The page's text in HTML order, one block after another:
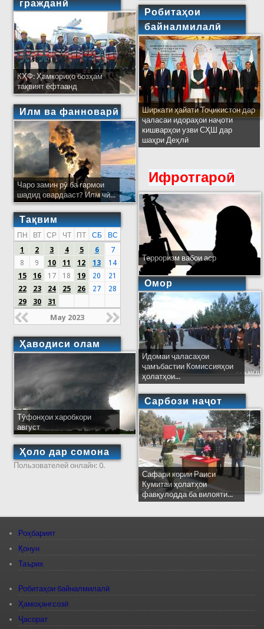
гражданӣ
КҲФ: Ҳамкориҳо бозҳам
тақвият ёфтаанд
Илм ва фанноварӣ
Чаро замин рӯ ба гармои
шадид овардааст? Илм чӣ...
Тақвим
ПН ВТ СР ЧТ ПТ СБ
ВС
1
2 3 4 5 6
7
8
9 10 11 12 13
14
15
16 17 18 19 20
21
22
23 24 25 26 27
28
29
30 31
May 2023
Ҳаводиси олам
Тӯфонҳои харобкори
август
Ҳоло дар сомона
Пользователей онлайн: 0.
Робитаҳои
байналмилалӣ
Ширкати ҳайати Тоҷикистон дар
ҷаласаи идораҳои наҷоти
кишварҳои узви СҲШ дар
шаҳри Деҳлӣ
Ифротгароӣ
Терроризм вабои аср
Омор
Идомаи ҷаласаҳои
ҷамъбастии Комиссияҳои
ҳолатҳои...
Сарбози наҷот
Сафари кории Раиси
Кумитаи ҳолатҳои
фавқулодда ба вилояти...
Роҳбарият
Қонун
Таърих
Робитаҳои байналмилалӣ
Ҳамоҳангсозӣ
Ҷасорат